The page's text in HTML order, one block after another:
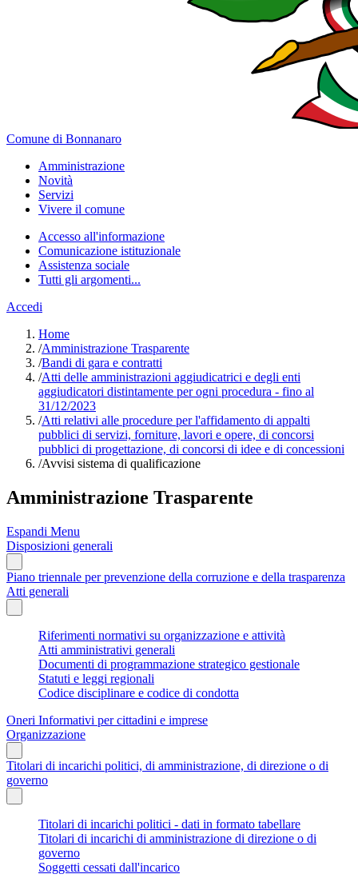
Comune di Bonnanaro
Amministrazione
Novità
Servizi
Vivere il comune
Accesso all'informazione
Comunicazione istituzionale
Assistenza sociale
Tutti gli argomenti...
Accedi
Home
/Amministrazione Trasparente
/Bandi di gara e contratti
/Atti delle amministrazioni aggiudicatrici e degli enti
aggiudicatori distintamente per ogni procedura - fino al
31/12/2023
/Atti relativi alle procedure per l'affidamento di appalti
pubblici di servizi, forniture, lavori e opere, di concorsi
pubblici di progettazione, di concorsi di idee e di concessioni
/Avvisi sistema di qualificazione
Amministrazione Trasparente
Espandi Menu
Disposizioni generali
Piano triennale per prevenzione della corruzione e della trasparenza
Atti generali
Riferimenti normativi su organizzazione e attività
Atti amministrativi generali
Documenti di programmazione strategico gestionale
Statuti e leggi regionali
Codice disciplinare e codice di condotta
Oneri Informativi per cittadini e imprese
Organizzazione
Titolari di incarichi politici, di amministrazione, di direzione o di
governo
Titolari di incarichi politici - dati in formato tabellare
Titolari di incarichi di amministrazione di direzione o di
governo
Soggetti cessati dall'incarico